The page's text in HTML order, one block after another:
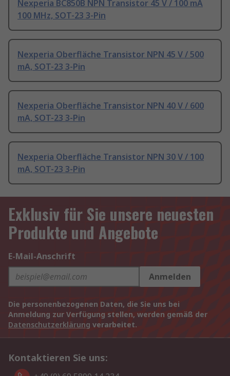
Nexperia BC850B NPN Transistor 45 V / 100 mA
100 MHz, SOT-23 3-Pin
Nexperia Oberfläche Transistor NPN 45 V / 500
mA, SOT-23 3-Pin
Nexperia Oberfläche Transistor NPN 40 V / 600
mA, SOT-23 3-Pin
Nexperia Oberfläche Transistor NPN 30 V / 100
mA, SOT-23 3-Pin
Exklusiv für Sie unsere neuesten
Produkte und Angebote
E-Mail-Anschrift
Anmelden
Die personenbezogenen Daten, die Sie uns bei
Anmeldung zur Verfügung stellen, werden gemäß der
Datenschutzerklärung verarbeitet.
Kontaktieren Sie uns: